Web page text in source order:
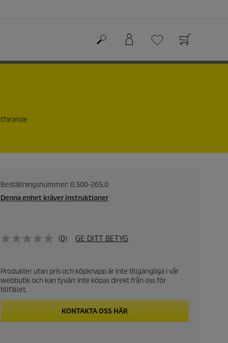
Beställningsnummer: 0.300-265.0
Denna enhet kräver instruktioner
(0) GE DITT BETYG
Produkter utan pris och köpknapp är inte tillgängliga i vår
webbutik och kan tyvärr inte köpas direkt från oss för
tillfället.
KONTAKTA OSS HÄR